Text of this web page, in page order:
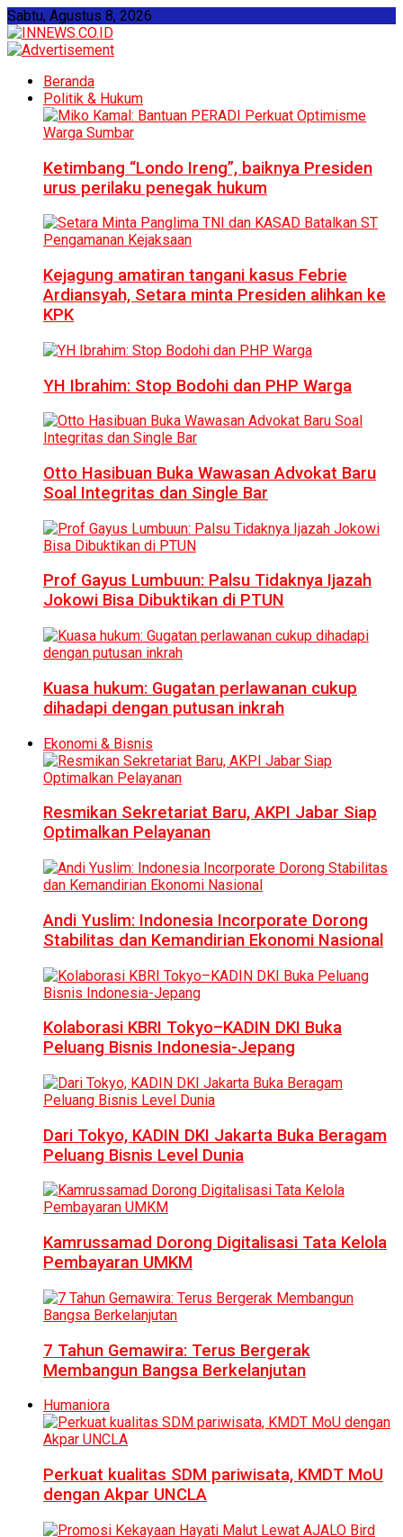
Sabtu, Agustus 8, 2026
Beranda
Politik & Hukum
Ketimbang “Londo Ireng”, baiknya Presiden
urus perilaku penegak hukum
Kejagung amatiran tangani kasus Febrie
Ardiansyah, Setara minta Presiden alihkan ke
KPK
YH Ibrahim: Stop Bodohi dan PHP Warga
Otto Hasibuan Buka Wawasan Advokat Baru
Soal Integritas dan Single Bar
Prof Gayus Lumbuun: Palsu Tidaknya Ijazah
Jokowi Bisa Dibuktikan di PTUN
Kuasa hukum: Gugatan perlawanan cukup
dihadapi dengan putusan inkrah
Ekonomi & Bisnis
Resmikan Sekretariat Baru, AKPI Jabar Siap
Optimalkan Pelayanan
Andi Yuslim: Indonesia Incorporate Dorong
Stabilitas dan Kemandirian Ekonomi Nasional
Kolaborasi KBRI Tokyo–KADIN DKI Buka
Peluang Bisnis Indonesia-Jepang
Dari Tokyo, KADIN DKI Jakarta Buka Beragam
Peluang Bisnis Level Dunia
Kamrussamad Dorong Digitalisasi Tata Kelola
Pembayaran UMKM
7 Tahun Gemawira: Terus Bergerak
Membangun Bangsa Berkelanjutan
Humaniora
Perkuat kualitas SDM pariwisata, KMDT MoU
dengan Akpar UNCLA